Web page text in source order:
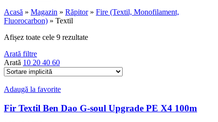
Acasă » Magazin » Răpitor» Fire (Textil, Monofilament,
Fluorocarbon) » Textil
Afișez toate cele 9 rezultate
Arată filtre
Arată 10 20 40 60
Adaugă la favorite
Fir Textil Ben Dao G-soul Upgrade PE X4 100m